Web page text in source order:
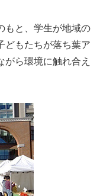
もと、学生が地域の
どもたちが落ち葉ア
がら環境に触れ合え